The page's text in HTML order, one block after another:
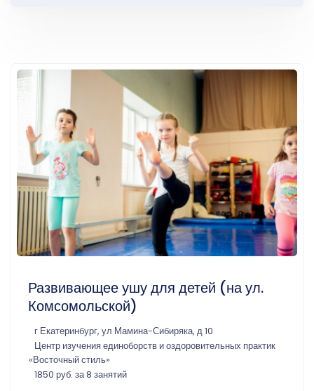
Развивающее ушу для детей (на ул.
Комсомольской)
г Екатеринбург, ул Мамина-Сибиряка, д 10
Центр изучения единоборств и оздоровительных практик
«Восточный стиль»
1850 руб. за 8 занятий